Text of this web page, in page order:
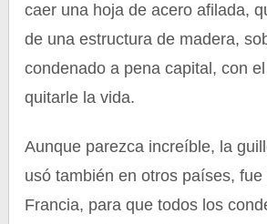
caer una hoja de acero afilada,
de una estructura de madera,
condenado a pena capital, con
quitarle la vida.
Aunque parezca increíble, la
usó también en otros países, fue
Francia, para que todos los